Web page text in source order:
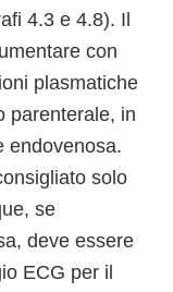
4.3 e 4.8). Il
con
plasmatiche
parenterale, in
endovenosa.
solo
se
deve essere
ECG per il